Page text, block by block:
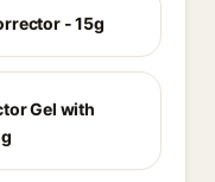
- 15g
Gel with